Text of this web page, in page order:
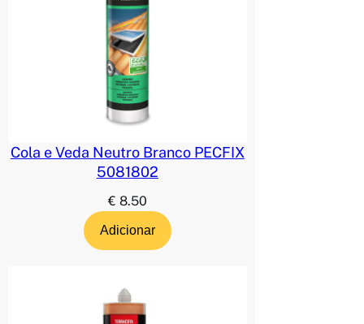
Cola e Veda Neutro Branco PECFIX
5081802
€ 8.50
Adicionar